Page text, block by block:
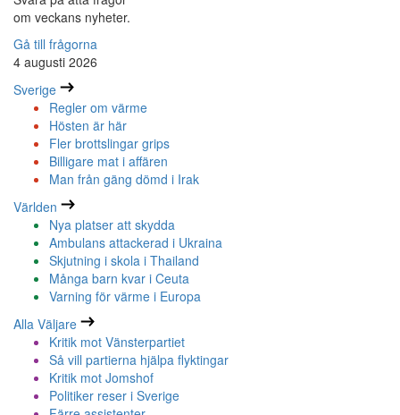
om veckans nyheter.
Gå till frågorna
4 augusti 2026
Sverige
Regler om värme
Hösten är här
Fler brottslingar grips
Billigare mat i affären
Man från gäng dömd i Irak
Världen
Nya platser att skydda
Ambulans attackerad i Ukraina
Skjutning i skola i Thailand
Många barn kvar i Ceuta
Varning för värme i Europa
Alla Väljare
Kritik mot Vänsterpartiet
Så vill partierna hjälpa flyktingar
Kritik mot Jomshof
Politiker reser i Sverige